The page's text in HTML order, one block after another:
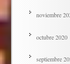
noviembre
octubre 2020
septiembre